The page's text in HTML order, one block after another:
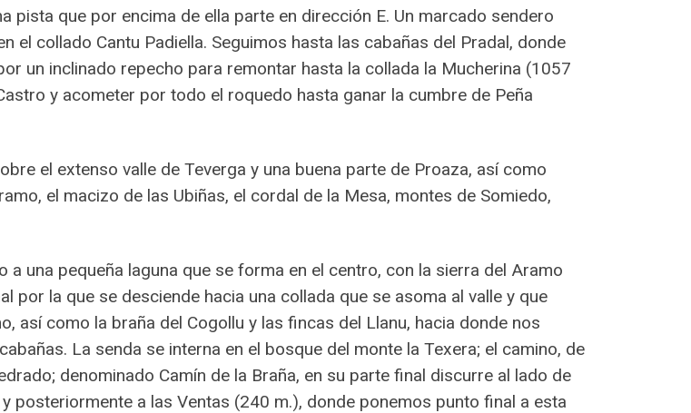
pista que por encima de ella parte en dirección E. Un marcado sendero
el collado Cantu Padiella. Seguimos hasta las cabañas del Pradal, donde
un inclinado repecho para remontar hasta la collada la Mucherina (1057
y acometer por todo el roquedo hasta ganar la cumbre de Peña
el extenso valle de Teverga y una buena parte de Proaza, así como
el macizo de las Ubiñas, el cordal de la Mesa, montes de Somiedo,
una pequeña laguna que se forma en el centro, con la sierra del Aramo
por la que se desciende hacia una collada que se asoma al valle y que
así como la braña del Cogollu y las fincas del Llanu, hacia donde nos
La senda se interna en el bosque del monte la Texera; el camino, de
denominado Camín de la Braña, en su parte final discurre al lado de
posteriormente a las Ventas (240 m.), donde ponemos punto final a esta